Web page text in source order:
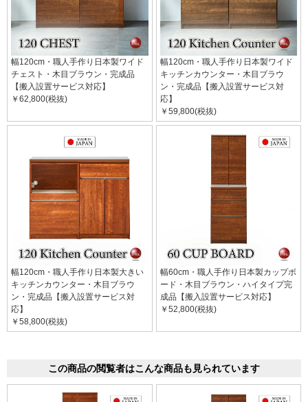
幅120cm・職人手作り日本製ワイド
チェスト・木目ブラウン・完成品
【搬入設置サービス対応】
￥62,800(税抜)
幅120cm・職人手作り日本製ワイド
キッチンカウンター・木目ブラウ
ン・完成品【搬入設置サービス対
応】
￥59,800(税抜)
幅120cm・職人手作り日本製大きい
キッチンカウンター・木目ブラウ
ン・完成品【搬入設置サービス対
応】
￥58,800(税抜)
幅60cm・職人手作り日本製カップボ
ード・木目ブラウン・ハイタイプ完
成品【搬入設置サービス対応】
￥52,800(税抜)
この商品の閲覧者はこんな商品も見られています